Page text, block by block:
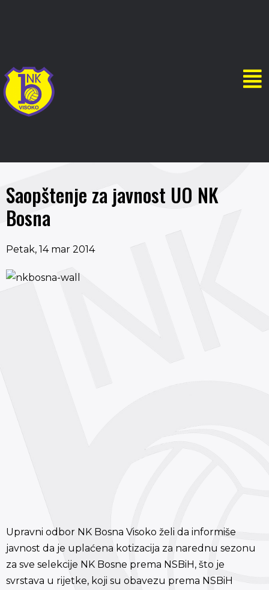
Saopštenje za javnost UO NK
Bosna
Petak, 14 mar 2014
Upravni odbor NK Bosna Visoko želi da informiše
javnost da je uplaćena kotizacija za narednu sezonu
za sve selekcije NK Bosne prema NSBiH, što je
svrstava u rijetke, koji su obavezu prema NSBiH